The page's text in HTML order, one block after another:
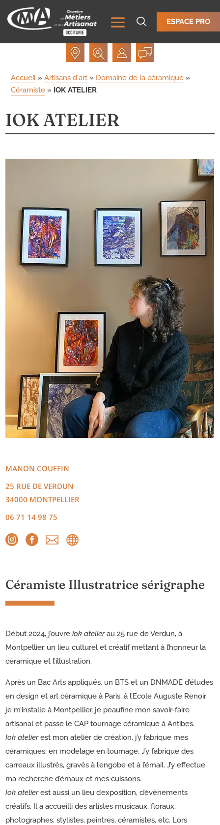
ESPACE PRO
Accueil »Artisans d'art » Domaine de la céramique »
Céramiste » IOK ATELIER
IOK ATELIER
MANON COUFFIN
25 RUE DE VERDUN
34000 MONTPELLIER
06 71 14 98 75
   
Céramiste Illustratrice sérigraphe
Début 2024, j’ouvreiok atelierau 25 rue de Verdun, à
Montpellier, un lieu culturel et créatif mettant à l’honneur la
céramique et l’illustration.
Après un Bac Arts appliqués, un BTS et un DNMADE d’études
en design et art céramique à Paris, à l’Ecole Auguste Renoir,
je m’installe à Montpellier, je peaufine mon savoir-faire
artisanal et passe le CAP tournage céramique à Antibes.
Iok atelierest mon atelier de création, j’y fabrique mes
céramiques, en modelage en tournage. J’y fabrique des
carreaux illustrés, gravés à l’engobe et à l’émail. J’y effectue
ma recherche d’émaux et mes cuissons.
Iok atelierest aussi un lieu d’exposition, d’évènements
créatifs. Il a accueilli des artistes musicaux, floraux,
photographes, stylistes, peintres, céramistes, etc. Lors